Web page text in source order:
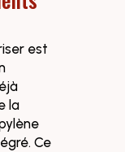
est
la
Ce